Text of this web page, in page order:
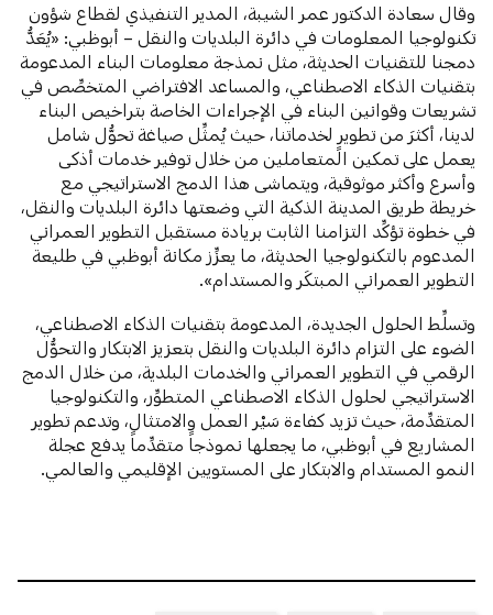
وقال سعادة الدكتور عمر الشيبة، المدير التنفيذي لقطاع شؤون
تكنولوجيا المعلومات في دائرة البلديات والنقل – أبوظبي: «يُعَدُّ
دمجنا للتقنيات الحديثة، مثل نمذجة معلومات البناء المدعومة
بتقنيات الذكاء الاصطناعي، والمساعد الافتراضي المتخصِّص في
تشريعات وقوانين البناء في الإجراءات الخاصة بتراخيص البناء
لدينا، أكثرَ من تطويرٍ لخدماتنا، حيث يُمثِّل صياغة تحوُّل شامل
يعمل على تمكين المتعاملين من خلال توفير خدمات أذكى
وأسرع وأكثر موثوقية، ويتماشى هذا الدمج الاستراتيجي مع
خريطة طريق المدينة الذكية التي وضعتها دائرة البلديات والنقل،
في خطوة تؤكِّد التزامنا الثابت بريادة مستقبل التطوير العمراني
المدعوم بالتكنولوجيا الحديثة، ما يعزِّز مكانة أبوظبي في طليعة
التطوير العمراني المبتكَر والمستدام».
وتسلِّط الحلول الجديدة، المدعومة بتقنيات الذكاء الاصطناعي،
الضوء على التزام دائرة البلديات والنقل بتعزيز الابتكار والتحوُّل
الرقمي في التطوير العمراني والخدمات البلدية، من خلال الدمج
الاستراتيجي لحلول الذكاء الاصطناعي المتطوِّر، والتكنولوجيا
المتقدِّمة، حيث تزيد كفاءة سَيْر العمل والامتثال، وتدعم تطوير
المشاريع في أبوظبي، ما يجعلها نموذجاً متقدِّماً يدفع عجلة
النمو المستدام والابتكار على المستويين الإقليمي والعالمي.